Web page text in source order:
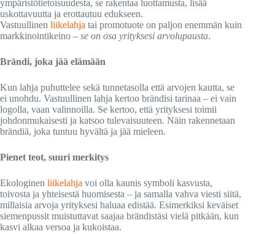
ympäristötietoisuudesta, se rakentaa luottamusta, lisää
uskottavuutta ja erottautuu edukseen.
Vastuullinen liikelahja tai promotuote on paljon enemmän kuin
markkinointikeino – se on osa yrityksesi arvolupausta.
Brändi, joka jää elämään
Kun lahja puhuttelee sekä tunnetasolla että arvojen kautta, se
ei unohdu. Vastuullinen lahja kertoo brändisi tarinaa – ei vain
logolla, vaan valinnoilla. Se kertoo, että yrityksesi toimii
johdonmukaisesti ja katsoo tulevaisuuteen. Näin rakennetaan
brändiä, joka tuntuu hyvältä ja jää mieleen.
Pienet teot, suuri merkitys
Ekologinen liikelahja voi olla kaunis symboli kasvusta,
toivosta ja yhteisestä huomisesta – ja samalla vahva viesti siitä,
millaisia arvoja yrityksesi haluaa edistää. Esimerkiksi keväiset
siemenpussit muistuttavat saajaa brändistäsi vielä pitkään, kun
kasvi alkaa versoa ja kukoistaa.